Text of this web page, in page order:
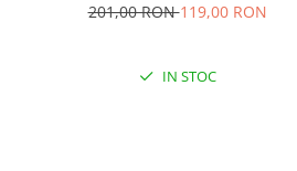
201,00 RON119,00 RON
IN STOC